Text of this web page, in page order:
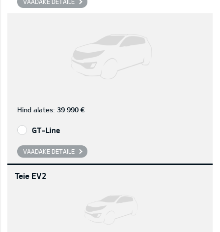
VAADAKE DETAILE
Hind alates: 39 990 €
GT-Line
VAADAKE DETAILE
Teie EV2